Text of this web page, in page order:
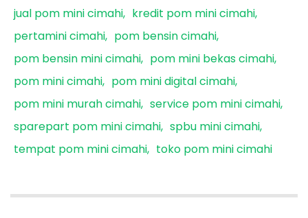
jual pom mini cimahi
kredit pom mini cimahi
pertamini cimahi
pom bensin cimahi
pom bensin mini cimahi
pom mini bekas cimahi
pom mini cimahi
pom mini digital cimahi
pom mini murah cimahi service pom mini cimahi
sparepart pom mini cimahi spbu mini cimahi
tempat pom mini cimahi
toko pom mini cimahi